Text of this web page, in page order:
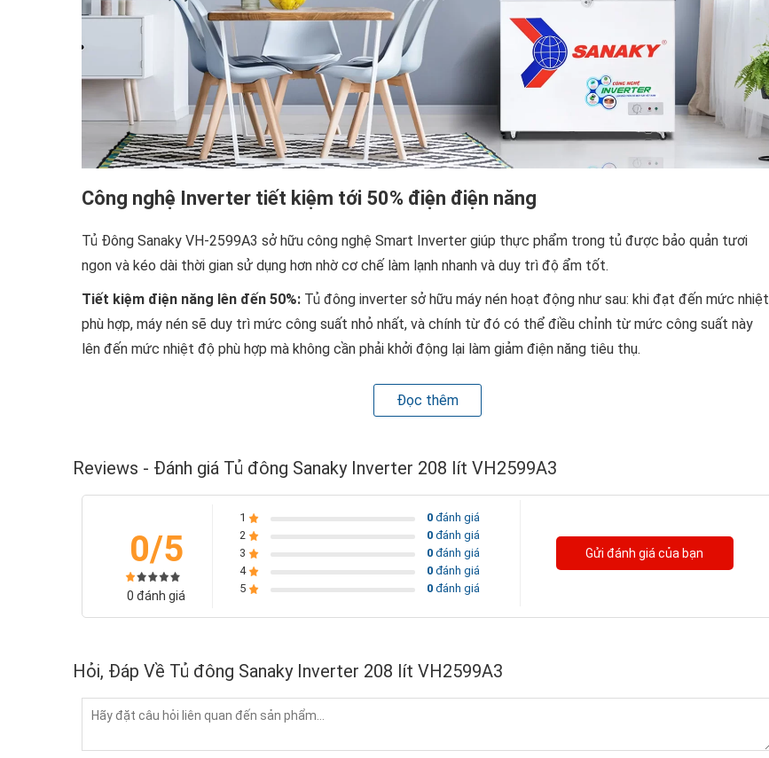
Công nghệ Inverter tiết kiệm tới 50% điện điện năng
Tủ Đông Sanaky VH-2599A3 sở hữu công nghệ Smart Inverter giúp thực phẩm trong tủ được bảo quản tươi
ngon và kéo dài thời gian sử dụng hơn nhờ cơ chế làm lạnh nhanh và duy trì độ ẩm tốt.
Tiết kiệm điện năng lên đến 50%: Tủ đông inverter sở hữu máy nén hoạt động như sau: khi đạt đến mức nhiệt
phù hợp, máy nén sẽ duy trì mức công suất nhỏ nhất, và chính từ đó có thể điều chỉnh từ mức công suất này
lên đến mức nhiệt độ phù hợp mà không cần phải khởi động lại làm giảm điện năng tiêu thụ.
Tốc độ vòng quay của roto máy nén trong động cơ Inverter có thể điều
chỉnh duy trì ở mức thấp khi tủ đông hoạt động. Tốc độ vòng quay luôn duy trì ở mức thấp và sẵn sàng tăng tốc
thông thường.
Đọc thêm
Reviews - Đánh giá Tủ đông Sanaky Inverter 208 lít VH2599A3
0/5
0 đánh giá
1 0đánh giá
2
0đánh giá
3
0đánh giá
4
0đánh giá
5
0đánh giá
Gửi đánh giá của bạn
Hỏi, Đáp Về Tủ đông Sanaky Inverter 208 lít VH2599A3